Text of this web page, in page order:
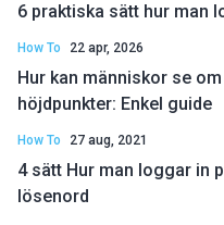
6 praktiska sätt hur man
How To 22 apr, 2026
Hur kan människor se
höjdpunkter: Enkel guide
How To 27 aug, 2021
4 sätt Hur man loggar in
lösenord